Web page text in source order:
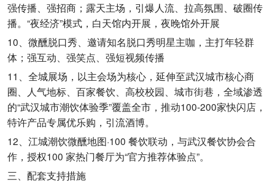
强传播、强招商；露天主场，引爆人流、拉高氛围、破圈传
播。“夜经济”模式，白天馆内开展，夜晚馆外开展
10、微醺脱口秀、邀请知名脱口秀明星主咖，主打年轻群
体；强互动、强笑点、强短视频传播
11、全城展场，以主会场为核心，延伸至武汉城市核心商
圈、人气地标、百家餐饮、高校校园、城市街巷，全域渗透
的“武汉城市潮饮体验季”覆盖全市，推动100-200家快闪店，
特许产品专属优乐购，引流酒博。
12、江城潮饮微醺地图·100 餐饮联动，与武汉餐饮协会合
作，授权100 家热门餐厅为“官方推荐体验点”。
三、配套支持措施